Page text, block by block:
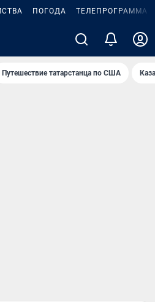
ПОГОДА ТЕЛЕПРОГРАММА
Путешествие татарстанца по США